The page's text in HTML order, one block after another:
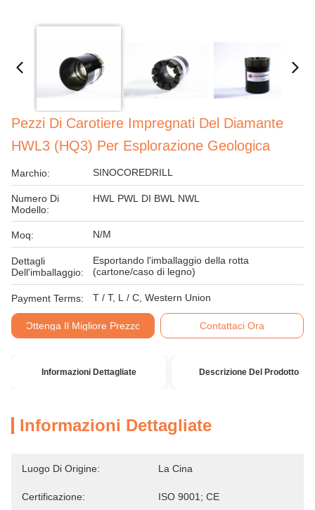
Pezzi Di Carotiere Impregnati Del Diamante
HWL3 (HQ3) Per Esplorazione Geologica
Marchio: SINOCOREDRILL
Numero Di
Modello:
HWL PWL DI BWL NWL
Moq: N/M
Dettagli
Dell'imballaggio:
Esportando l'imballaggio della rotta
(cartone/caso di legno)
Payment Terms: T / T, L / C, Western Union
Ottenga Il Migliore Prezzo Contattaci Ora
Informazioni Dettagliate Descrizione Del Prodotto
Informazioni Dettagliate
Luogo Di Origine: La Cina
Certificazione: ISO 9001; CE